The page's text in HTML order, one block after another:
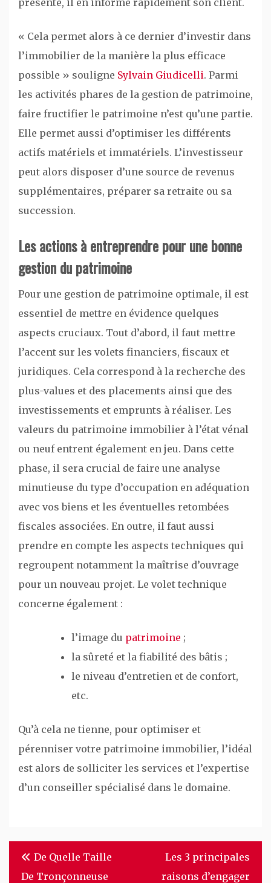
« Cela permet alors à ce dernier d’investir dans
l’immobilier de la manière la plus efficace
possible » souligne Sylvain Giudicelli. Parmi
les activités phares de la gestion de patrimoine,
faire fructifier le patrimoine n’est qu’une partie.
Elle permet aussi d’optimiser les différents
actifs matériels et immatériels. L’investisseur
peut alors disposer d’une source de revenus
supplémentaires, préparer sa retraite ou sa
succession.
Les actions à entreprendre pour une bonne
gestion du patrimoine
Pour une gestion de patrimoine optimale, il est
essentiel de mettre en évidence quelques
aspects cruciaux. Tout d’abord, il faut mettre
l’accent sur les volets financiers, fiscaux et
juridiques. Cela correspond à la recherche des
plus-values et des placements ainsi que des
investissements et emprunts à réaliser. Les
valeurs du patrimoine immobilier à l’état vénal
ou neuf entrent également en jeu. Dans cette
phase, il sera crucial de faire une analyse
minutieuse du type d’occupation en adéquation
avec vos biens et les éventuelles retombées
fiscales associées. En outre, il faut aussi
prendre en compte les aspects techniques qui
regroupent notamment la maîtrise d’ouvrage
pour un nouveau projet. Le volet technique
concerne également :
l’image du patrimoine ;
la sûreté et la fiabilité des bâtis ;
le niveau d’entretien et de confort,
etc.
Qu’à cela ne tienne, pour optimiser et
pérenniser votre patrimoine immobilier, l’idéal
est alors de solliciter les services et l’expertise
d’un conseiller spécialisé dans le domaine.
Navigation
De Quelle Taille
De Tronçonneuse
Les 3 principales
raisons d’engager